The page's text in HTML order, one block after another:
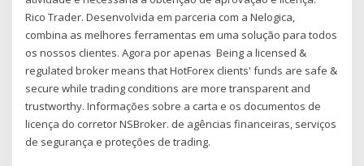
Rico Trader. Desenvolvida em parceria com a Nelogica,
combina as melhores ferramentas em uma solução para todos
os nossos clientes. Agora por apenas Being a licensed &
regulated broker means that HotForex clients' funds are safe &
secure while trading conditions are more transparent and
trustworthy. Informações sobre a carta e os documentos de
licença do corretor NSBroker. de agências financeiras, serviços
de segurança e proteções de trading.